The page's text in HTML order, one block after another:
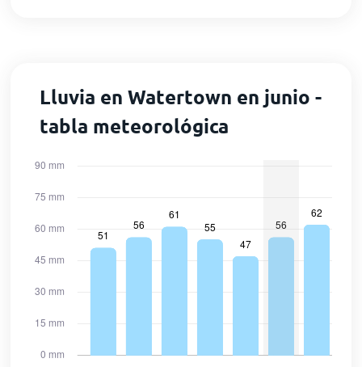
Lluvia en Watertown en junio -
tabla meteorológica